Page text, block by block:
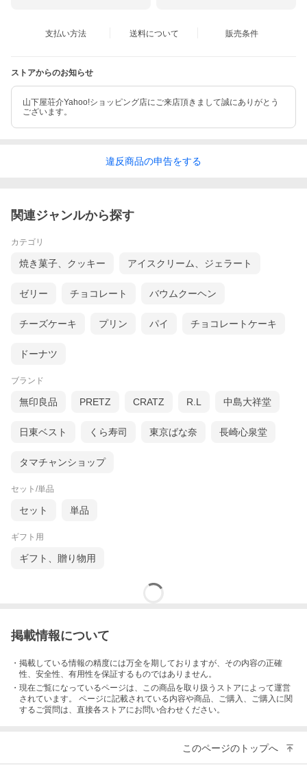
支払い方法 送料について 販売条件
ストアからのお知らせ
山下屋荘介Yahoo!ショッピング店にご来店頂きまして誠にありがとう
ございます。
違反商品の申告をする
関連ジャンルから探す
カテゴリ
焼き菓子、クッキー アイスクリーム、ジェラート
ゼリー チョコレート バウムクーヘン
チーズケーキ プリン パイ チョコレートケーキ
ドーナツ
ブランド
無印良品 PRETZ CRATZ R.L 中島大祥堂
日東ベスト くら寿司 東京ばな奈 長崎心泉堂
タマチャンショップ
セット/単品
セット 単品
ギフト用
ギフト、贈り物用
掲載情報について
・掲載している情報の精度には万全を期しておりますが、その内容の正確
性、安全性、有用性を保証するものではありません。
・現在ご覧になっているページは、この商品を取り扱うストアによって運営
されています。 ページに記載されている内容や商品、ご購入 、ご購入に関
するご質問は、直接各ストアにお問い合わせください。
このページのトップへ